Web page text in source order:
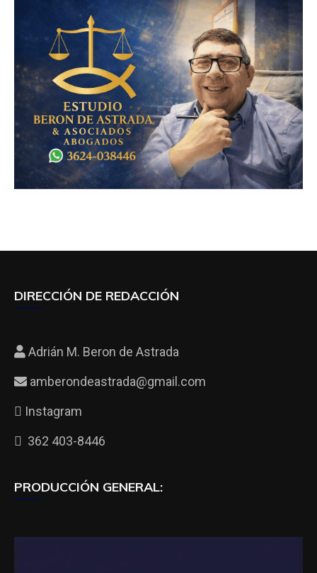
DIRECCIÓN DE REDACCIÓN
Adrián M. Beron de Astrada
amberondeastrada@gmail.com
Instagram
362 403-8446
PRODUCCIÓN GENERAL: